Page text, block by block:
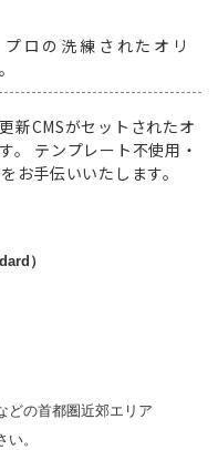
ロの洗練されたオリ
新CMSがセットされたオ
。
テンプレート不使用・
お手伝いいたします。
）
どの首都圏近郊エリア
。